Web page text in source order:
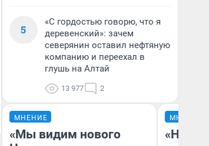
5
«С гордостью говорю, что я
деревенский»: зачем
северянин оставил нефтяную
компанию и переехал в
глушь на Алтай
13 977 2
МНЕНИЕ
«Мы видим нового
МНЕНИЕ